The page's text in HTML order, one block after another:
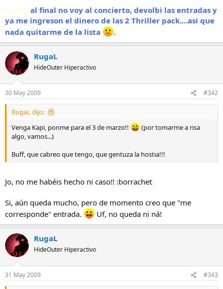
l
t
e
i
o
Kapital al final no voy al concierto, devolbi las entradas y
ya me ingreson el dinero de las 2 Thriller pack....asi que
nada quitarme de la lista
.
RugaL
HideOuter Hiperactivo
30 May 2009 #342
RugaL dijo:
Venga Kapi, ponme para el 3 de marzo!!
(por tomarme a risa
algo, vamos...)
Buff, que cabreo que tengo, que gentuza la hostia!!!
Jo, no me habéis hecho ni caso!! :borrachet
Si, aún queda mucho, pero de momento creo que "me
corresponde" entrada.
Uf, no queda ni ná!
RugaL
HideOuter Hiperactivo
31 May 2009 #343